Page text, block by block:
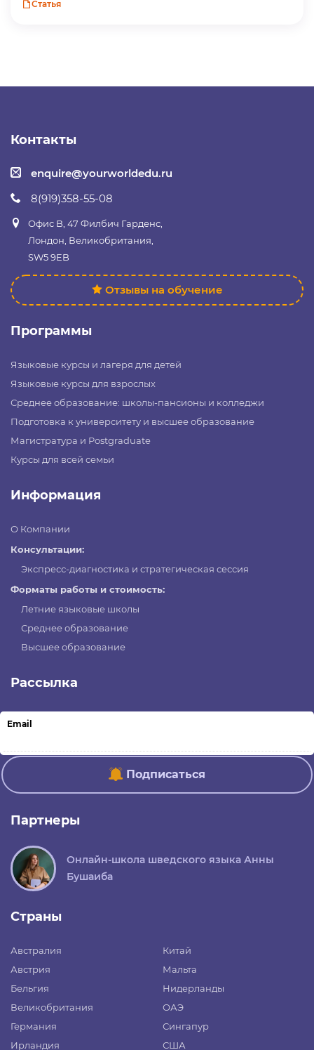
Статья
Контакты
enquire@yourworldedu.ru
8(919)358-55-08
Офис B, 47 Филбич Гарденс,
Лондон, Великобритания,
SW5 9EB
Отзывы на обучение
Программы
Языковые курсы и лагеря для детей
Языковые курсы для взрослых
Среднее образование: школы-пансионы и колледжи
Подготовка к университету и высшее образование
Магистратура и Postgraduate
Курсы для всей семьи
Информация
О Компании
Консультации:
Экспресс-диагностика и стратегическая сессия
Форматы работы и стоимость:
Летние языковые школы
Среднее образование
Высшее образование
Рассылка
Email
Подписаться
Партнеры
Онлайн-школа шведского языка Анны
Бушаиба
Страны
Австралия
Австрия
Бельгия
Великобритания
Германия
Ирландия
Китай
Мальта
Нидерланды
ОАЭ
Сингапур
США